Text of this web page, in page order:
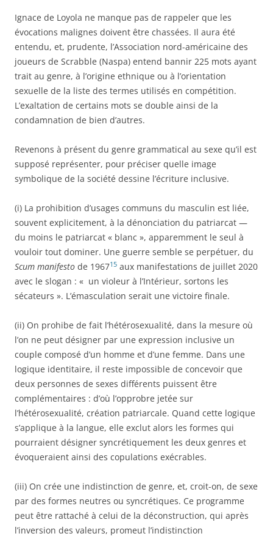
Ignace de Loyola ne manque pas de rappeler que les
évocations malignes doivent être chassées. Il aura été
entendu, et, prudente, l’Association nord-américaine des
joueurs de Scrabble (Naspa) entend bannir 225 mots ayant
trait au genre, à l’origine ethnique ou à l’orientation
sexuelle de la liste des termes utilisés en compétition.
L’exaltation de certains mots se double ainsi de la
condamnation de bien d’autres.
Revenons à présent du genre grammatical au sexe qu’il est
supposé représenter, pour préciser quelle image
symbolique de la société dessine l’écriture inclusive.
(i) La prohibition d’usages communs du masculin est liée,
souvent explicitement, à la dénonciation du patriarcat —
du moins le patriarcat « blanc », apparemment le seul à
vouloir tout dominer. Une guerre semble se perpétuer, du
Scum manifesto de 196715 aux manifestations de juillet 2020
avec le slogan : « un violeur à l’Intérieur, sortons les
sécateurs ». L’émasculation serait une victoire finale.
(ii) On prohibe de fait l’hétérosexualité, dans la mesure où
l’on ne peut désigner par une expression inclusive un
couple composé d’un homme et d’une femme. Dans une
logique identitaire, il reste impossible de concevoir que
deux personnes de sexes différents puissent être
complémentaires : d’où l’opprobre jetée sur
l’hétérosexualité, création patriarcale. Quand cette logique
s’applique à la langue, elle exclut alors les formes qui
pourraient désigner syncrétiquement les deux genres et
évoqueraient ainsi des copulations exécrables.
(iii) On crée une indistinction de genre, et, croit-on, de sexe
par des formes neutres ou syncrétiques. Ce programme
peut être rattaché à celui de la déconstruction, qui après
l’inversion des valeurs, promeut l’indistinction